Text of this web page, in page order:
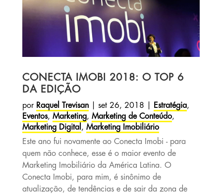
CONECTA IMOBI 2018: O TOP 6
DA EDIÇÃO
por Raquel Trevisan| set 26, 2018 Estratégia,
Eventos, Marketing, Marketing de Conteúdo,
Marketing Digital , Marketing Imobiliário
Este ano fui novamente ao Conecta Imobi - para
quem não conhece, esse é o maior evento de
Marketing Imobiliário da América Latina. O
Conecta Imobi, para mim, é sinônimo de
atualização, de tendências e de sair da zona de